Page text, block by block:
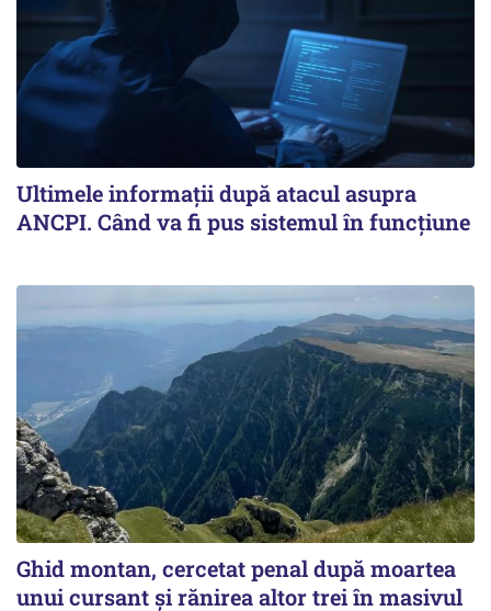
Ultimele informații după atacul asupra
ANCPI. Când va fi pus sistemul în funcțiune
Ghid montan, cercetat penal după moartea
unui cursant și rănirea altor trei în masivul